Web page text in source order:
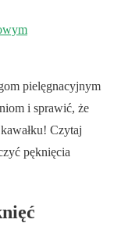
pielęgnacyjnym
i sprawić, że
Czytaj
pęknięcia